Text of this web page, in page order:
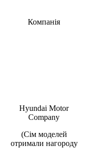
Компанія
Hyundai Motor
Company
(Сім моделей
отримали нагороду